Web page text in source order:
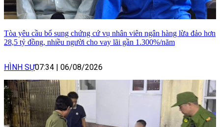
Tòa yêu cầu bổ sung chứng cứ vụ nhân viên ngân hàng lừa đảo hơn
28,5 tỷ đồng, nhiều người cho vay lãi gần 1.300%/năm
HÌNH SỰ07:34 | 06/08/2026